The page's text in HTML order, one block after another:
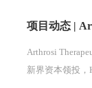
项目动态 |
Arthrosi
新界资本领投，